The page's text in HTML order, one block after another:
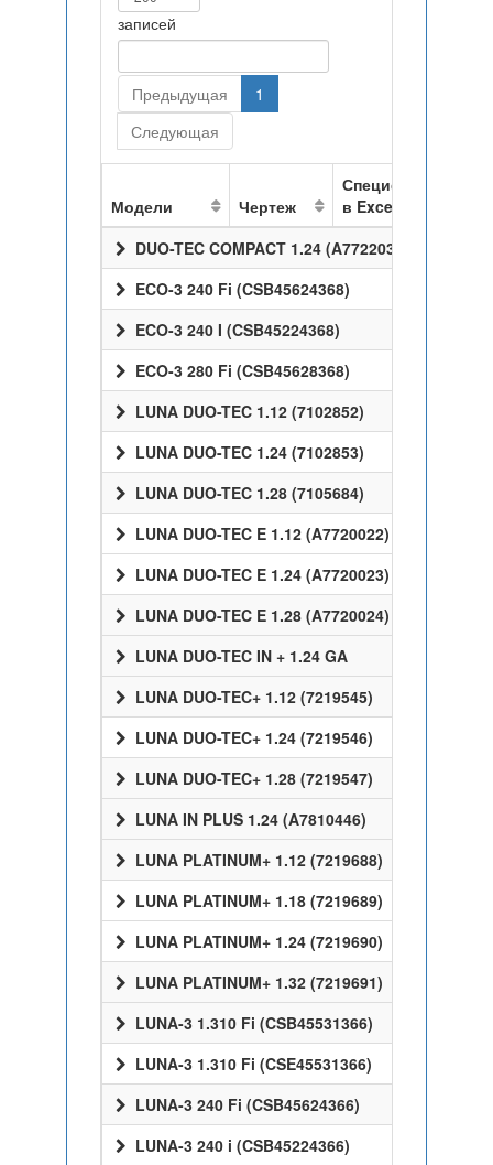
записей
Предыдущая
1
Следующая
Модели Чертеж
Спецификация
в Excel
DUO-TEC COMPACT 1.24 (A7722037)
ECO-3 240 Fi (CSB45624368)
ECO-3 240 I (CSB45224368)
ECO-3 280 Fi (CSB45628368)
LUNA DUO-TEC 1.12 (7102852)
LUNA DUO-TEC 1.24 (7102853)
LUNA DUO-TEC 1.28 (7105684)
LUNA DUO-TEC E 1.12 (A7720022)
LUNA DUO-TEC E 1.24 (A7720023)
LUNA DUO-TEC E 1.28 (A7720024)
LUNA DUO-TEC IN + 1.24 GA
LUNA DUO-TEC+ 1.12 (7219545)
LUNA DUO-TEC+ 1.24 (7219546)
LUNA DUO-TEC+ 1.28 (7219547)
LUNA IN PLUS 1.24 (A7810446)
LUNA PLATINUM+ 1.12 (7219688)
LUNA PLATINUM+ 1.18 (7219689)
LUNA PLATINUM+ 1.24 (7219690)
LUNA PLATINUM+ 1.32 (7219691)
LUNA-3 1.310 Fi (CSB45531366)
LUNA-3 1.310 Fi (CSE45531366)
LUNA-3 240 Fi (CSB45624366)
LUNA-3 240 i (CSB45224366)